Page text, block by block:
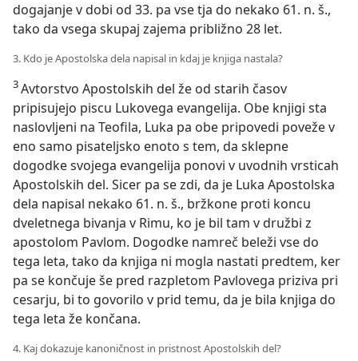
dogajanje v dobi od 33. pa vse tja do nekako 61. n. š.,
tako da vsega skupaj zajema približno 28 let.
3. Kdo je Apostolska dela napisal in kdaj je knjiga nastala?
3Avtorstvo Apostolskih del že od starih časov
pripisujejo piscu Lukovega evangelija. Obe knjigi sta
naslovljeni na Teofila, Luka pa obe pripovedi poveže v
eno samo pisateljsko enoto s tem, da sklepne
dogodke svojega evangelija ponovi v uvodnih vrsticah
Apostolskih del. Sicer pa se zdi, da je Luka Apostolska
dela napisal nekako 61. n. š., bržkone proti koncu
dveletnega bivanja v Rimu, ko je bil tam v družbi z
apostolom Pavlom. Dogodke namreč beleži vse do
tega leta, tako da knjiga ni mogla nastati predtem, ker
pa se končuje še pred razpletom Pavlovega priziva pri
cesarju, bi to govorilo v prid temu, da je bila knjiga do
tega leta že končana.
4. Kaj dokazuje kanoničnost in pristnost Apostolskih del?